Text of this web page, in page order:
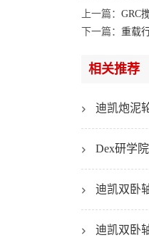
上一篇： GRC
下一篇： 重载
相关推荐
迪凯炮泥
Dex研学
迪凯双卧
迪凯双卧